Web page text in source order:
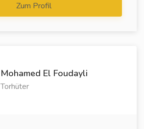
Zum Profil
Mohamed El Foudayli
Torhüter